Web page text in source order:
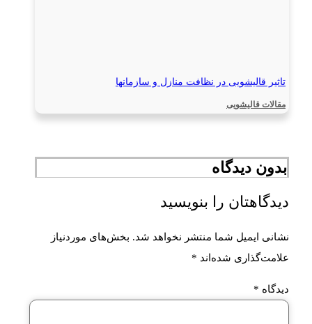
تاثیر قالیشویی در نظافت منازل و سازمانها
مقالات قالیشویی
بدون دیدگاه
دیدگاهتان را بنویسید
نشانی ایمیل شما منتشر نخواهد شد. بخش‌های موردنیاز
علامت‌گذاری شده‌اند *
دیدگاه *